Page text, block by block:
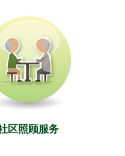
区照顾服务